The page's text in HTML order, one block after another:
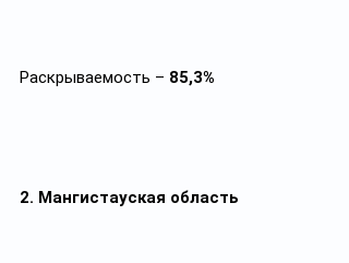
Раскрываемость – 85,3%
2. Мангистауская область